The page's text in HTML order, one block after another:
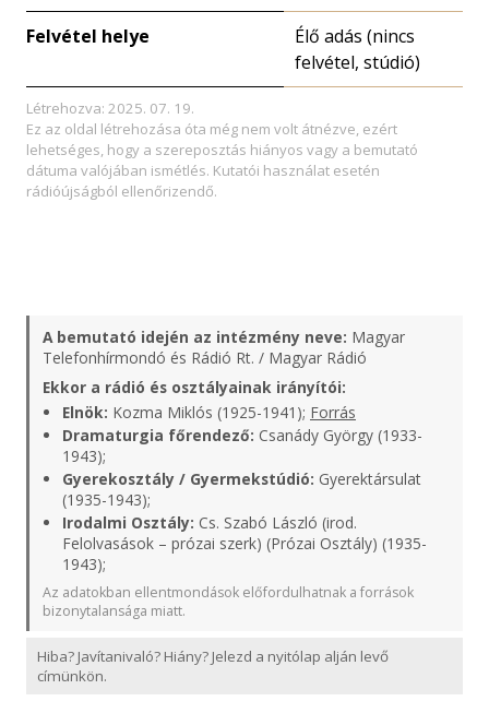
Felvétel helye
Élő adás (nincs
felvétel, stúdió)
Létrehozva: 2025. 07. 19.
Ez az oldal létrehozása óta még nem volt átnézve, ezért
lehetséges, hogy a szereposztás hiányos vagy a bemutató
dátuma valójában ismétlés. Kutatói használat esetén
rádióújságból ellenőrizendő.
A bemutató idején az intézmény neve: Magyar
Telefonhírmondó és Rádió Rt. / Magyar Rádió
Ekkor a rádió és osztályainak irányítói:
Elnök: Kozma Miklós (1925-1941); Forrás
Dramaturgia főrendező: Csanády György (1933-
1943);
Gyerekosztály / Gyermekstúdió: Gyerektársulat
(1935-1943);
Irodalmi Osztály: Cs. Szabó László (irod.
Felolvasások – prózai szerk) (Prózai Osztály) (1935-
1943);
Az adatokban ellentmondások előfordulhatnak a források
bizonytalansága miatt.
Hiba? Javítanivaló? Hiány? Jelezd a nyitólap alján levő
címünkön.